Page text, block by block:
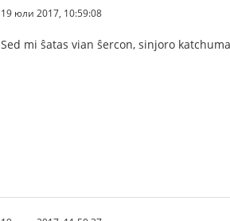
19 юли 2017, 10:59:08
Sed mi ŝatas vian ŝercon, sinjoro